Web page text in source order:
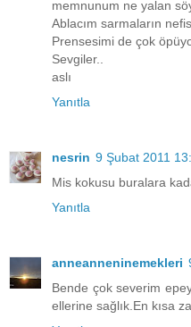
memnunum ne yalan
Ablacım sarmaların
Prensesimi de çok
Sevgiler..
aslı
Yanıtla
nesrin 9 Şubat 2011
Mis kokusu buralara
Yanıtla
anneanneninemekleri
Bende çok severim
ellerine sağlık.En kısa